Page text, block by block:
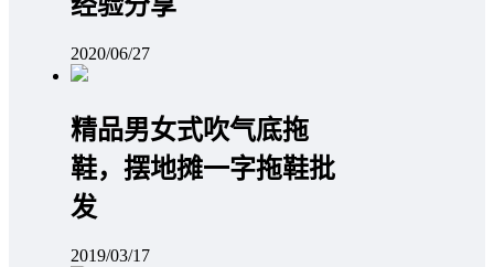
经验分享
2020/06/27
精品男女式吹气底拖
鞋，摆地摊一字拖鞋批
发
2019/03/17